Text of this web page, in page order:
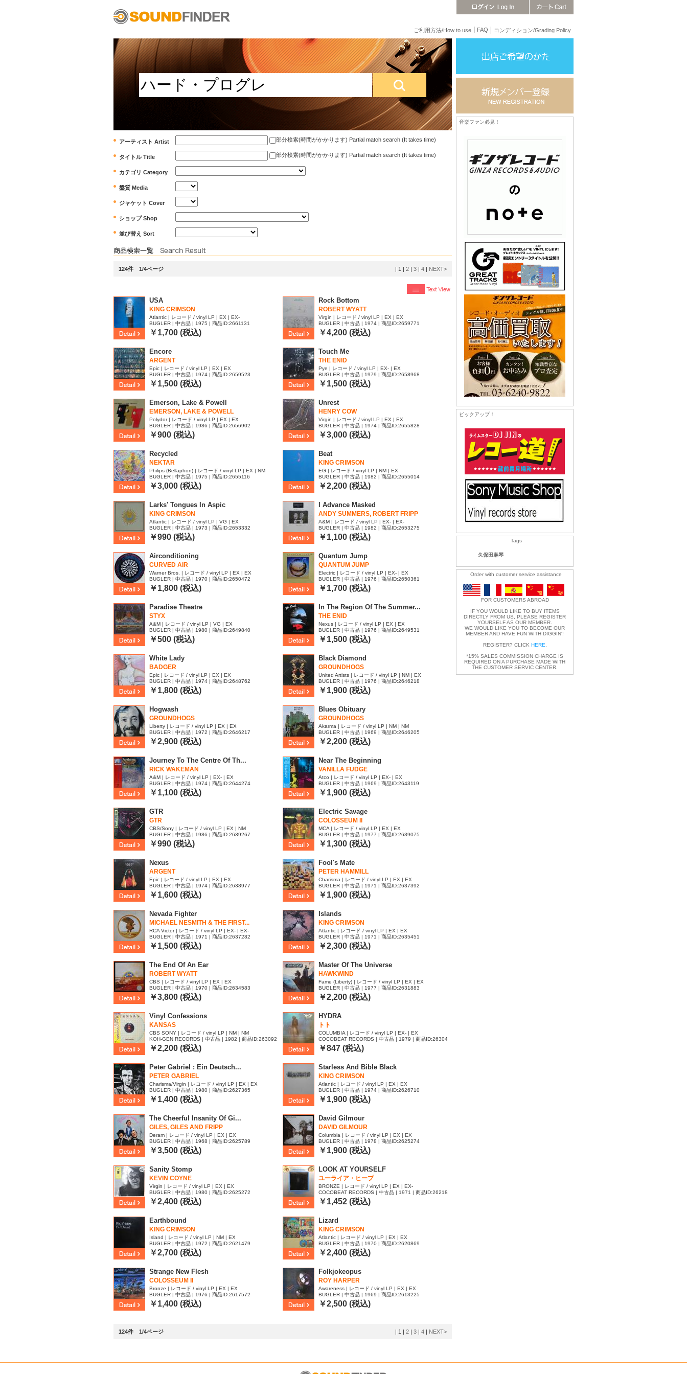
ご利用方法/How to use FAQ コンディション/Grading Policy
アーティスト Artist 部分検索(時間がかかります) Partial match search (It takes time)
タイトル Title 部分検索(時間がかかります) Partial match search (It takes time)
カテゴリ Category
盤質 Media
ジャケット Cover
ショップ Shop
並び替え Sort
124件 1/4ページ | 1 | 2 | 3 | 4 | NEXT>
USA
KING CRIMSON
Atlantic | レコード / vinyl LP | EX | EX-
BUGLER | 中古品 | 1975 | 商品ID:2661131
￥1,700 (税込)
Rock Bottom
ROBERT WYATT
Virgin | レコード / vinyl LP | EX | EX
BUGLER | 中古品 | 1974 | 商品ID:2659771
￥4,200 (税込)
Encore
ARGENT
Epic | レコード / vinyl LP | EX | EX
BUGLER | 中古品 | 1974 | 商品ID:2659523
￥1,500 (税込)
Touch Me
THE ENID
Pye | レコード / vinyl LP | EX- | EX
BUGLER | 中古品 | 1979 | 商品ID:2658968
￥1,500 (税込)
Emerson, Lake & Powell
EMERSON, LAKE & POWELL
Polydor | レコード / vinyl LP | EX | EX
BUGLER | 中古品 | 1986 | 商品ID:2656902
￥900 (税込)
Unrest
HENRY COW
Virgin | レコード / vinyl LP | EX | EX
BUGLER | 中古品 | 1974 | 商品ID:2655828
￥3,000 (税込)
Recycled
NEKTAR
Philips (Bellaphon) | レコード / vinyl LP | EX | NM
BUGLER | 中古品 | 1975 | 商品ID:2655116
￥3,000 (税込)
Beat
KING CRIMSON
EG | レコード / vinyl LP | NM | EX
BUGLER | 中古品 | 1982 | 商品ID:2655014
￥2,200 (税込)
Larks' Tongues In Aspic
KING CRIMSON
Atlantic | レコード / vinyl LP | VG | EX
BUGLER | 中古品 | 1973 | 商品ID:2653332
￥990 (税込)
I Advance Masked
ANDY SUMMERS, ROBERT FRIPP
A&M | レコード / vinyl LP | EX- | EX-
BUGLER | 中古品 | 1982 | 商品ID:2653275
￥1,100 (税込)
Airconditioning
CURVED AIR
Warner Bros. | レコード / vinyl LP | EX | EX
BUGLER | 中古品 | 1970 | 商品ID:2650472
￥1,800 (税込)
Quantum Jump
QUANTUM JUMP
Electric | レコード / vinyl LP | EX- | EX
BUGLER | 中古品 | 1976 | 商品ID:2650361
￥1,700 (税込)
Paradise Theatre
STYX
A&M | レコード / vinyl LP | VG | EX
BUGLER | 中古品 | 1980 | 商品ID:2649840
￥500 (税込)
In The Region Of The Summer...
THE ENID
Nexus | レコード / vinyl LP | EX | EX
BUGLER | 中古品 | 1976 | 商品ID:2649531
￥1,500 (税込)
White Lady
BADGER
Epic | レコード / vinyl LP | EX | EX
BUGLER | 中古品 | 1974 | 商品ID:2648762
￥1,800 (税込)
Black Diamond
GROUNDHOGS
United Artists | レコード / vinyl LP | NM | EX
BUGLER | 中古品 | 1976 | 商品ID:2646218
￥1,900 (税込)
Hogwash
GROUNDHOGS
Liberty | レコード / vinyl LP | EX | EX
BUGLER | 中古品 | 1972 | 商品ID:2646217
￥2,900 (税込)
Blues Obituary
GROUNDHOGS
Akarma | レコード / vinyl LP | NM | NM
BUGLER | 中古品 | 1969 | 商品ID:2646205
￥2,200 (税込)
Journey To The Centre Of Th...
RICK WAKEMAN
A&M | レコード / vinyl LP | EX- | EX
BUGLER | 中古品 | 1974 | 商品ID:2644274
￥1,100 (税込)
Near The Beginning
VANILLA FUDGE
Atco | レコード / vinyl LP | EX- | EX
BUGLER | 中古品 | 1969 | 商品ID:2643119
￥1,900 (税込)
GTR
GTR
CBS/Sony | レコード / vinyl LP | EX | NM
BUGLER | 中古品 | 1986 | 商品ID:2639267
￥990 (税込)
Electric Savage
COLOSSEUM II
MCA | レコード / vinyl LP | EX | EX
BUGLER | 中古品 | 1977 | 商品ID:2639075
￥1,300 (税込)
Nexus
ARGENT
Epic | レコード / vinyl LP | EX | EX
BUGLER | 中古品 | 1974 | 商品ID:2638977
￥1,600 (税込)
Fool's Mate
PETER HAMMILL
Charisma | レコード / vinyl LP | EX | EX
BUGLER | 中古品 | 1971 | 商品ID:2637392
￥1,900 (税込)
Nevada Fighter
MICHAEL NESMITH & THE FIRST...
RCA Victor | レコード / vinyl LP | EX- | EX-
BUGLER | 中古品 | 1971 | 商品ID:2637282
￥1,500 (税込)
Islands
KING CRIMSON
Atlantic | レコード / vinyl LP | EX | EX
BUGLER | 中古品 | 1971 | 商品ID:2635451
￥2,300 (税込)
The End Of An Ear
ROBERT WYATT
CBS | レコード / vinyl LP | EX | EX
BUGLER | 中古品 | 1970 | 商品ID:2634583
￥3,800 (税込)
Master Of The Universe
HAWKWIND
Fame (Liberty) | レコード / vinyl LP | EX | EX
BUGLER | 中古品 | 1977 | 商品ID:2631883
￥2,200 (税込)
Vinyl Confessions
KANSAS
CBS SONY | レコード / vinyl LP | NM | NM
KOH-GEN RECORDS | 中古品 | 1982 | 商品ID:263092
4￥2,200 (税込)
HYDRA
トト
COLUMBIA | レコード / vinyl LP | EX- | EX
COCOBEAT RECORDS | 中古品 | 1979 | 商品ID:26304
68
￥847 (税込)
Peter Gabriel : Ein Deutsch...
PETER GABRIEL
Charisma/Virgin | レコード / vinyl LP | EX | EX
BUGLER | 中古品 | 1980 | 商品ID:2627365
￥1,400 (税込)
Starless And Bible Black
KING CRIMSON
Atlantic | レコード / vinyl LP | EX | EX
BUGLER | 中古品 | 1974 | 商品ID:2626710
￥1,900 (税込)
The Cheerful Insanity Of Gi...
GILES, GILES AND FRIPP
Deram | レコード / vinyl LP | EX | EX
BUGLER | 中古品 | 1968 | 商品ID:2625789
￥3,500 (税込)
David Gilmour
DAVID GILMOUR
Columbia | レコード / vinyl LP | EX | EX
BUGLER | 中古品 | 1978 | 商品ID:2625274
￥1,900 (税込)
Sanity Stomp
KEVIN COYNE
Virgin | レコード / vinyl LP | EX | EX
BUGLER | 中古品 | 1980 | 商品ID:2625272
￥2,400 (税込)
LOOK AT YOURSELF
ユーライア・ヒープ
BRONZE | レコード / vinyl LP | EX | EX-
COCOBEAT RECORDS | 中古品 | 1971 | 商品ID:26218
45
￥1,452 (税込)
Earthbound
KING CRIMSON
Island | レコード / vinyl LP | NM | EX
BUGLER | 中古品 | 1972 | 商品ID:2621479
￥2,700 (税込)
Lizard
KING CRIMSON
Atlantic | レコード / vinyl LP | EX | EX
BUGLER | 中古品 | 1970 | 商品ID:2620869
￥2,400 (税込)
Strange New Flesh
COLOSSEUM II
Bronze | レコード / vinyl LP | EX | EX
BUGLER | 中古品 | 1976 | 商品ID:2617572
￥1,400 (税込)
Folkjokeopus
ROY HARPER
Awareness | レコード / vinyl LP | EX | EX
BUGLER | 中古品 | 1969 | 商品ID:2613225
￥2,500 (税込)
124件 1/4ページ | 1 | 2 | 3 | 4 | NEXT>
音楽ファン必見！
ピックアップ！
Tags
久保田麻琴
Order with customer service assistance
FOR CUSTOMERS ABROAD
IF YOU WOULD LIKE TO BUY ITEMS
DIRECTLY FROM US, PLEASE REGISTER
YOURSELF AS OUR MEMBER.
WE WOULD LIKE YOU TO BECOME OUR
MEMBER AND HAVE FUN WITH DIGGIN'!
REGISTER? CLICK HERE
*15% SALES COMMISSION CHARGE IS
REQUIRED ON A PURCHASE MADE WITH
THE CUSTOMER SERVIC CENTER.